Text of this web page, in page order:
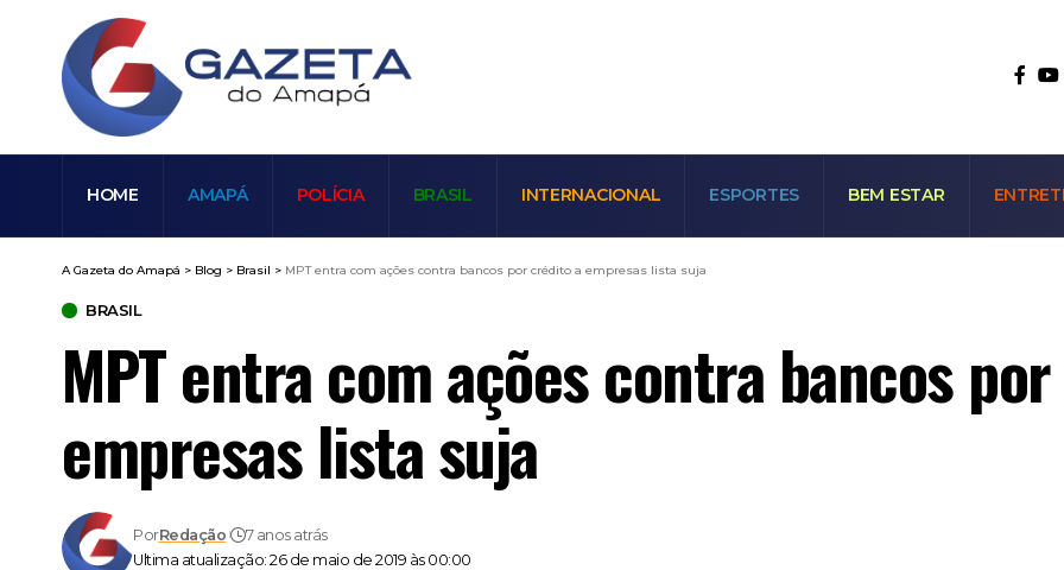
HOME AMAPÁ POLÍCIA BRASIL INTERNACIONAL ESPORTES BEM ESTAR
A Gazeta do Amapá > Blog > Brasil > MPT entra com ações contra bancos por crédito a empresas lista suja
BRASIL
MPT entra com ações contra bancos
empresas lista suja
Ultima atualização: 26 de maio de 2019 às 00:00
PorRedação 7 anos atrás